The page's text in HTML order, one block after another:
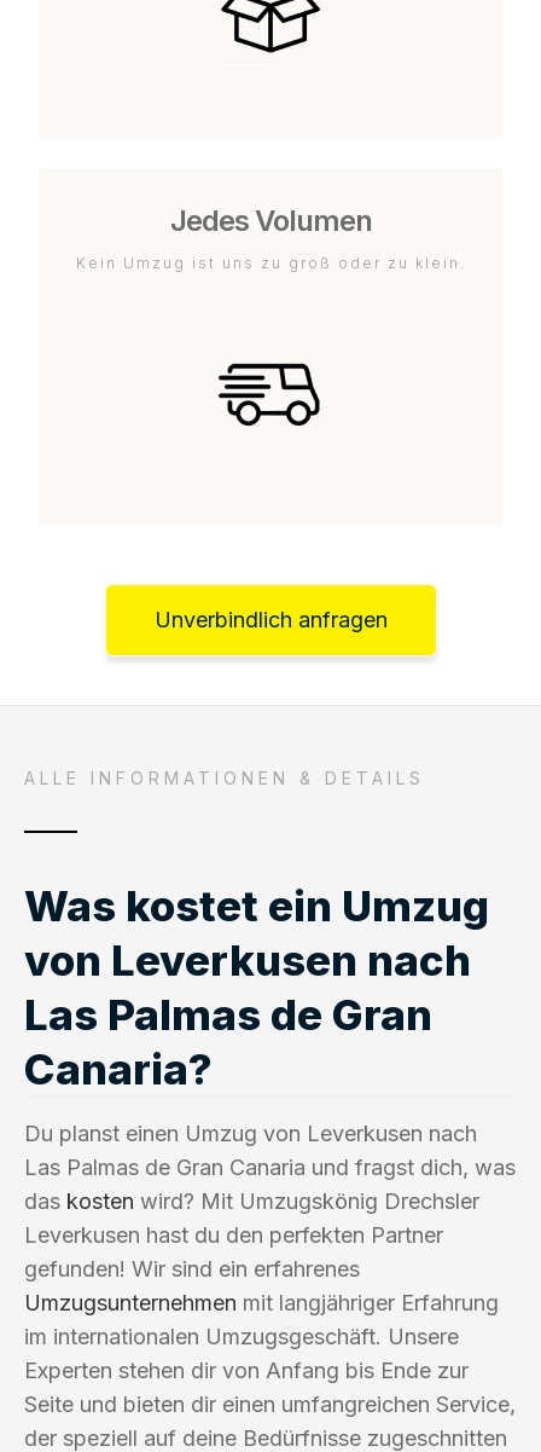
Jedes Volumen
Kein Umzug ist uns zu groß oder zu klein.
Unverbindlich anfragen
ALLE INFORMATIONEN & DETAILS
Was kostet ein Umzug
von Leverkusen nach
Las Palmas de Gran
Canaria?
Du planst einen Umzug von Leverkusen nach
Las Palmas de Gran Canaria und fragst dich, was
das kosten wird? Mit Umzugskönig Drechsler
Leverkusen hast du den perfekten Partner
gefunden! Wir sind ein erfahrenes
Umzugsunternehmen mit langjähriger Erfahrung
im internationalen Umzugsgeschäft. Unsere
Experten stehen dir von Anfang bis Ende zur
Seite und bieten dir einen umfangreichen Service,
der speziell auf deine Bedürfnisse zugeschnitten